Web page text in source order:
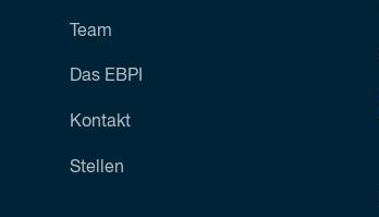
Team
Das EBPI
Kontakt
Stellen